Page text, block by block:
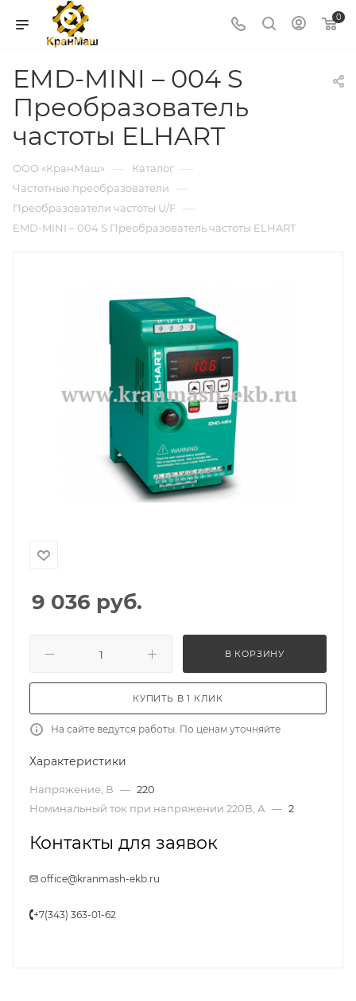
0
EMD-MINI – 004 S
Преобразователь
частоты ELHART
ООО «КранМаш» — Каталог —
Частотные преобразователи —
Преобразователи частоты U/F —
EMD-MINI – 004 S Преобразователь частоты ELHART
9 036 руб.
В КОРЗИНУ
КУПИТЬ В 1 КЛИК
На сайте ведутся работы. По ценам уточняйте
Характеристики
Напряжение, В — 220
Номинальный ток при напряжении 220В, А — 2
Контакты для заявок
office@kranmash-ekb.ru
+7(343) 363-01-62